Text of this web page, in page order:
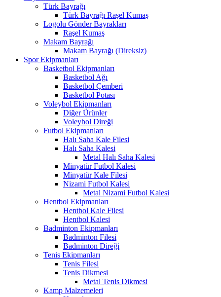
Türk Bayrağı
Türk Bayrağı Raşel Kumaş
Logolu Gönder Bayrakları
Raşel Kumaş
Makam Bayrağı
Makam Bayrağı (Direksiz)
Spor Ekipmanları
Basketbol Ekipmanları
Basketbol Ağı
Basketbol Çemberi
Basketbol Potası
Voleybol Ekipmanları
Diğer Ürünler
Voleybol Direği
Futbol Ekipmanları
Halı Saha Kale Filesi
Halı Saha Kalesi
Metal Halı Saha Kalesi
Minyatür Futbol Kalesi
Minyatür Kale Filesi
Nizami Futbol Kalesi
Metal Nizami Futbol Kalesi
Hentbol Ekipmanları
Hentbol Kale Filesi
Hentbol Kalesi
Badminton Ekipmanları
Badminton Filesi
Badminton Direği
Tenis Ekipmanları
Tenis Filesi
Tenis Dikmesi
Metal Tenis Dikmesi
Kamp Malzemeleri